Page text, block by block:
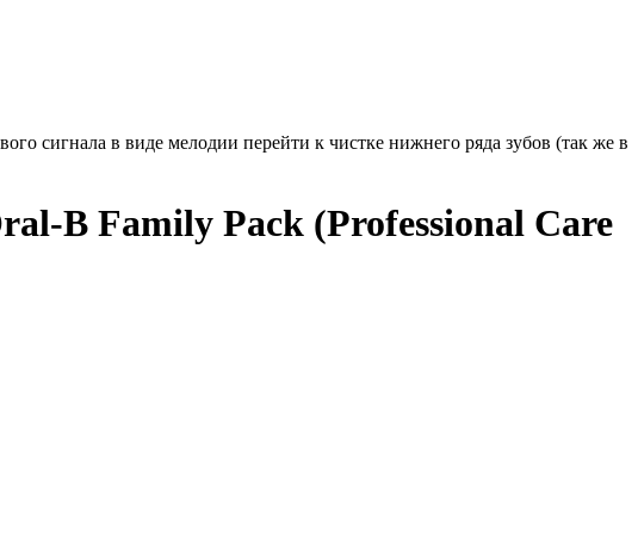
сигнала в виде мелодии перейти к чистке нижнего ряда зубов (так же в
B Family Pack (Professional Care